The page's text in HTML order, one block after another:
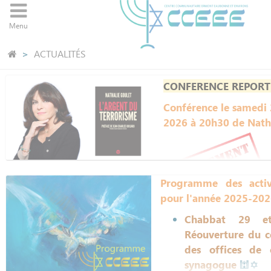
Panneau de gestion des cookies
Menu
ACTUALITÉS
CONFERENCE
Conférence le
2026 à 20h30 de
Conférence de la
GOULETqui
édition de son
l'argent du
Programme des
pour l'année 2025-
Chabbat 29
Réouverture du
des offices de
synagogue 🕍✡